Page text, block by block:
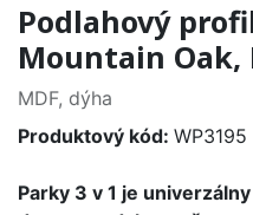
Podlahový
Mountain Oak,
MDF, dýha
Produktový kód: WP3195
Parky 3 v 1 je